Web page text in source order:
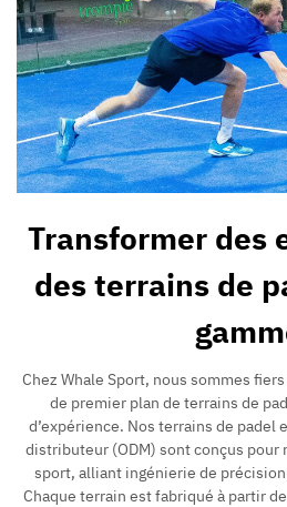
Transformer des
des terrains de
Chez Whale Sport, nous sommes
de premier plan de terrains de
d’expérience. Nos terrains de padel
distributeur (ODM) sont conçus pour
sport, alliant ingénierie de
Chaque terrain est fabriqué à partir